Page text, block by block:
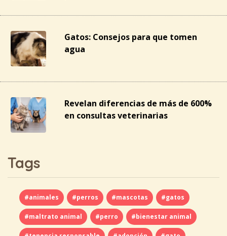
Gatos: Consejos para que tomen
agua
Revelan diferencias de más de 600%
en consultas veterinarias
Tags
#animales #perros #mascotas #gatos
#maltrato animal #perro #bienestar animal